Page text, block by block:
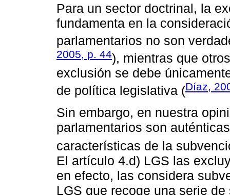
Para un sector doctrinal, la
fundamenta en la
parlamentarios no son
2005, p. 44), mientras que
exclusión se debe
de política legislativa (Díaz,
Sin embargo, en nuestra
parlamentarios son
características de la
El artículo 4.d) LGS las
en efecto, las considera
LGS que recoge una serie